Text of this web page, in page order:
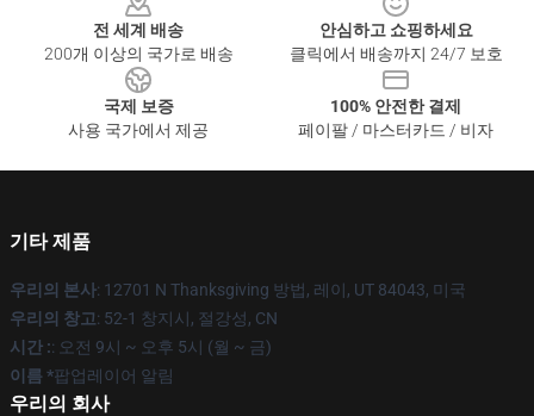
전 세계 배송
200개 이상의 국가로 배송
안심하고 쇼핑하세요
클릭에서 배송까지 24/7 보호
국제 보증
사용 국가에서 제공
100% 안전한 결제
페이팔 / 마스터카드 / 비자
기타 제품
우리의 본사: 12701 N Thanksgiving 방법, 레이, UT 84043, 미국
우리의 창고: 52-1 창지시, 절강성, CN
시간 :: 오전 9시 ~ 오후 5시 (월 ~ 금)
이름 *팝업레이어 알림
우리의 회사